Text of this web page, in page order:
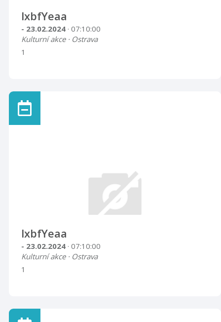
lxbfYeaa
- 23.02.2024 · 07:10:00
Kulturní akce · Ostrava
1
lxbfYeaa
- 23.02.2024 · 07:10:00
Kulturní akce · Ostrava
1